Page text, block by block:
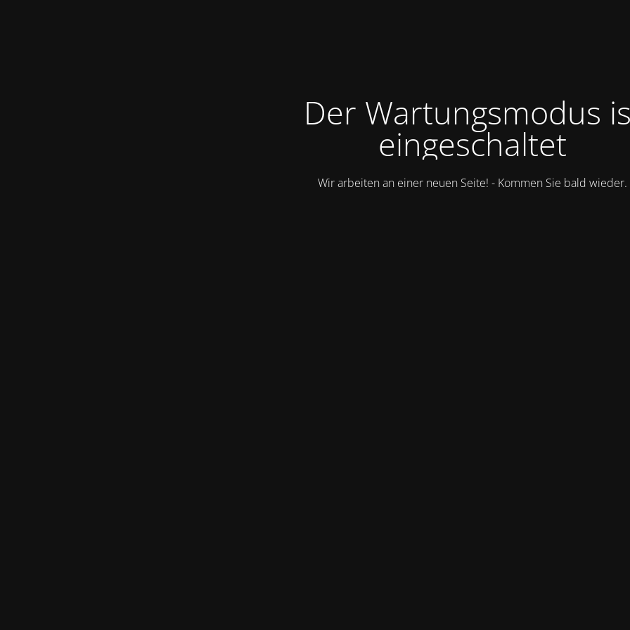
Der Wartungsmodus
eingeschaltet
Wir arbeiten an einer neuen Seite! - Kommen Sie bald wieder.